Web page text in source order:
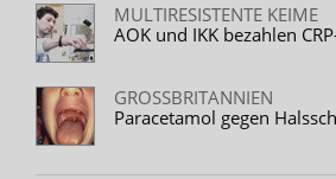
MULTIRESISTENTE KEIME
AOK und IKK bezahlen
GROSSBRITANNIEN
Paracetamol gegen